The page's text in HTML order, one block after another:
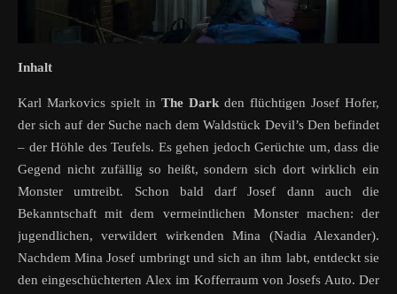
Inhalt
Karl Markovics spielt in The Darkden flüchtigen Josef Hofer,
der sich auf der Suche nach dem Waldstück Devil’s Den befindet
– der Höhle des Teufels. Es gehen jedoch Gerüchte um, dass die
Gegend nicht zufällig so heißt, sondern sich dort wirklich ein
Monster umtreibt. Schon bald darf Josef dann auch die
Bekanntschaft mit dem vermeintlichen Monster machen: der
jugendlichen, verwildert wirkenden Mina (Nadia Alexander).
Nachdem Mina Josef umbringt und sich an ihm labt, entdeckt sie
den eingeschüchterten Alex im Kofferraum von Josefs Auto. Der